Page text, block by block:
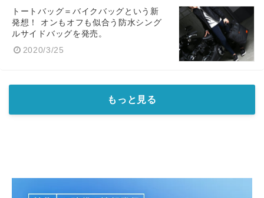
トートバッグ＝バイクバッグという新
発想！ オンもオフも似合う防水シング
ルサイドバッグを発売。
2020/3/25
もっと見る